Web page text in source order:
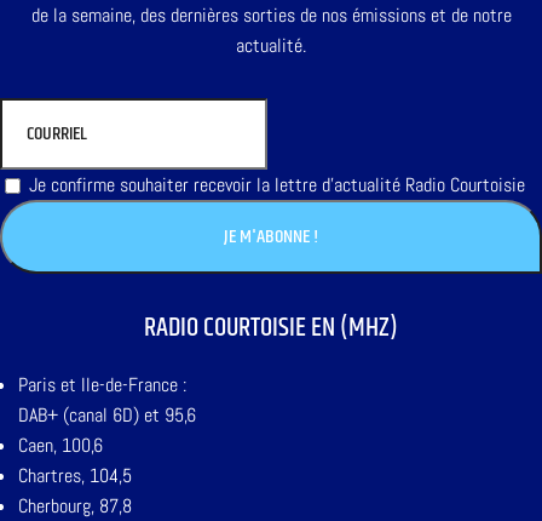
de la semaine, des dernières sorties de nos émissions et de notre
actualité.
Je confirme souhaiter recevoir la lettre d'actualité Radio Courtoisie
RADIO COURTOISIE EN (MHZ)
Paris et Ile-de-France :
DAB+ (canal 6D) et 95,6
Caen, 100,6
Chartres, 104,5
Cherbourg, 87,8